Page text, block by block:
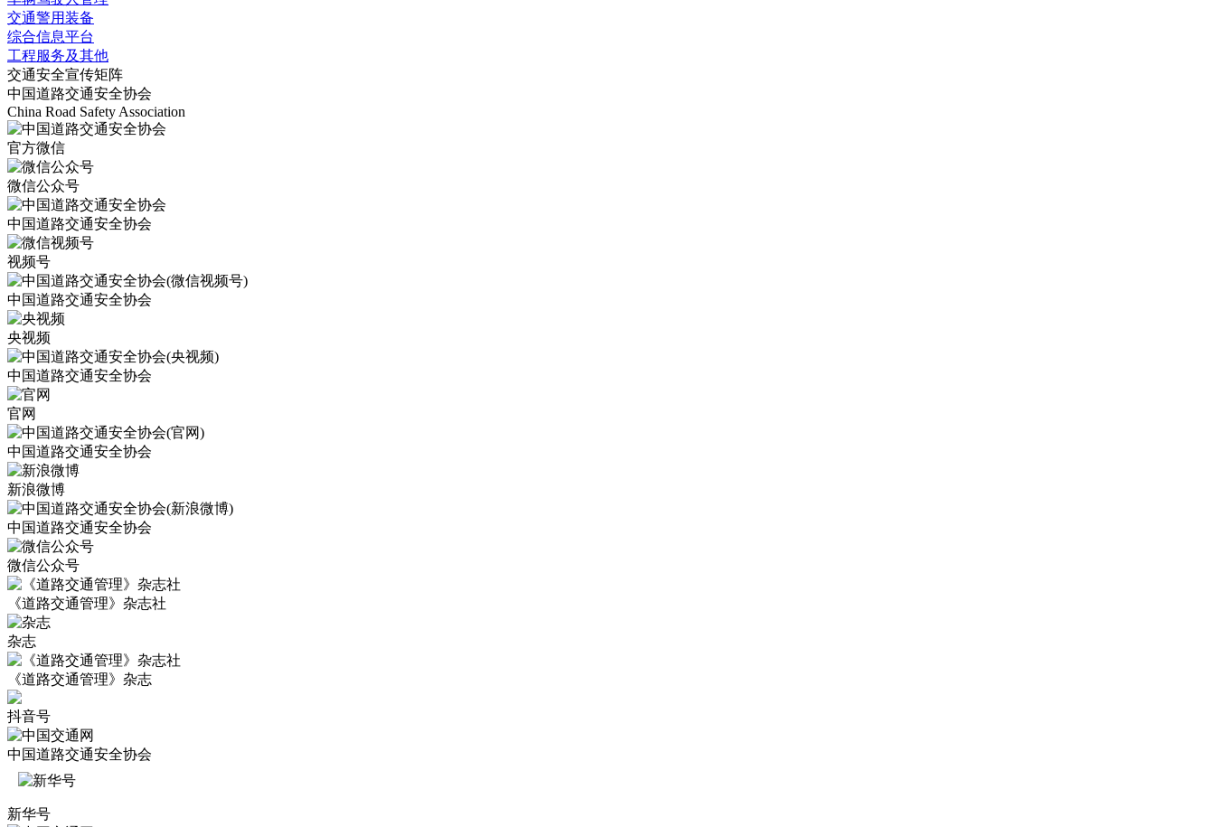
交通警用装备
综合信息平台
工程服务及其他
交通安全宣传矩阵
中国道路交通安全协会
China Road Safety Association
官方微信
微信公众号
中国道路交通安全协会
视频号
中国道路交通安全协会
央视频
中国道路交通安全协会
官网
中国道路交通安全协会
新浪微博
中国道路交通安全协会
微信公众号
《道路交通管理》杂志社
杂志
《道路交通管理》杂志
抖音号
中国道路交通安全协会
新华号